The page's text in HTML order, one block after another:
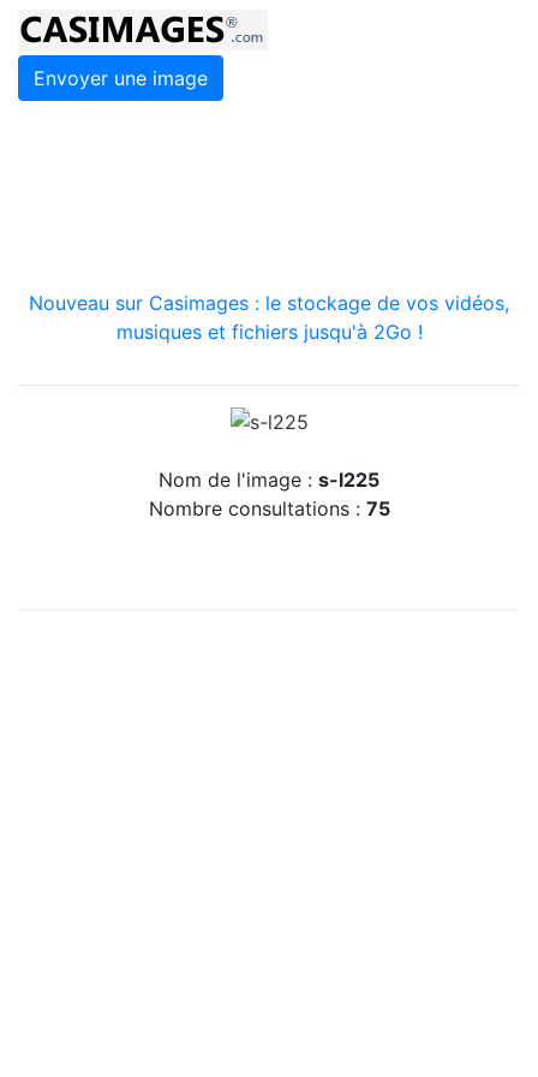
Envoyer une image
Nouveau sur Casimages : le stockage de vos vidéos,
musiques et fichiers jusqu'à 2Go !
Nom de l'image : s-l225
Nombre consultations : 75